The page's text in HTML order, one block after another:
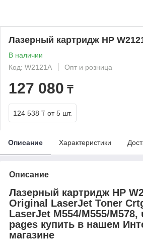
Лазерный картридж HP
В наличии
Код: W2121A
Опт и розница
127 080 ₸
124 538 ₸ от 5 шт.
Описание Характеристики
Описание
Лазерный картридж HP
Original LaserJet Toner
LaserJet M554/M555/M578,
pages купить в нашем
магазине